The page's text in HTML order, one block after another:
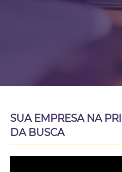
SUA EMPRESA NA
DA BUSCA